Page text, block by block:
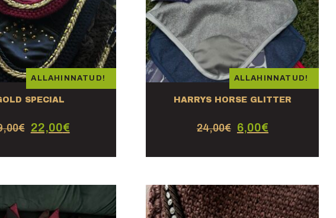
ALLAHINNATUD!
SPECIAL
€ 22,00€
ALLAHINNATUD!
HARRYS HORSE GLITTER
24,00€ 6,00€